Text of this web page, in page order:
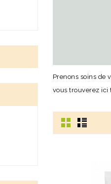
Prenons soins de
vous trouverez ici